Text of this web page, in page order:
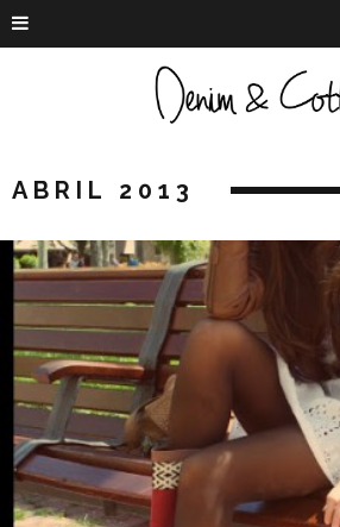
ABRIL 2013